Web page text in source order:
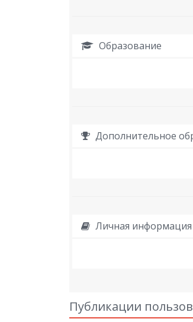
Образование
Дополнительное
Личная информация
Публикации